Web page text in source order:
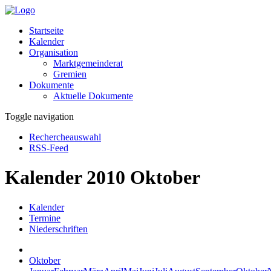
Startseite
Kalender
Organisation
Marktgemeinderat
Gremien
Dokumente
Aktuelle Dokumente
Toggle navigation
Rechercheauswahl
RSS-Feed
Kalender 2010 Oktober
Kalender
Termine
Niederschriften
Oktober